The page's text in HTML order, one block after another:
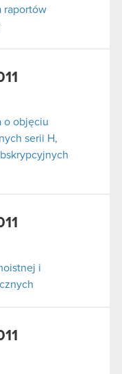
raportów
o objęciu
serii H,
i